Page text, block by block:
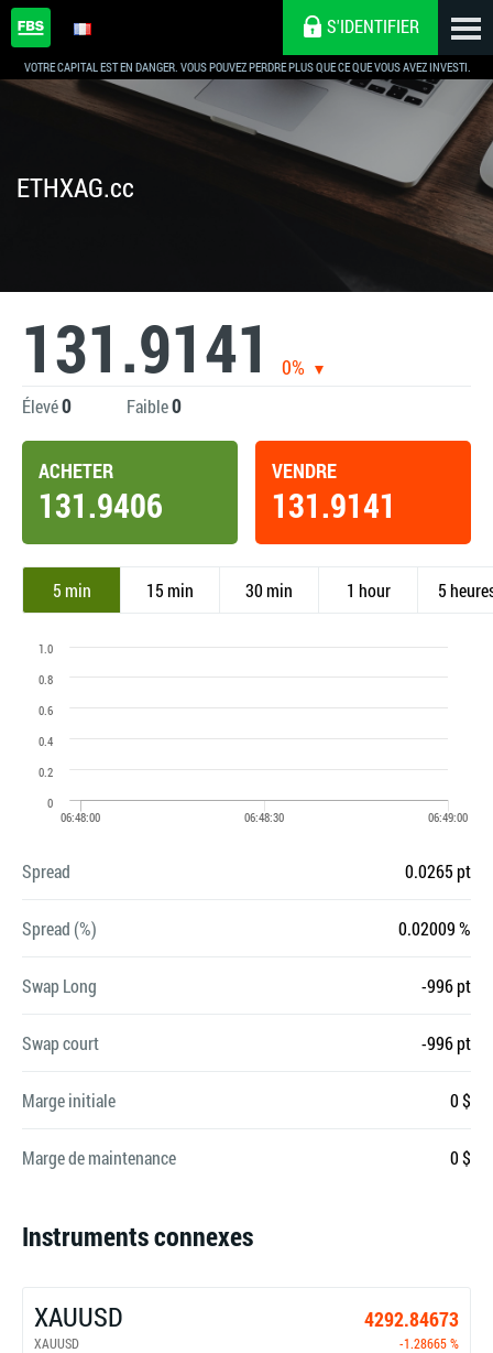
VOTRE CAPITAL EST EN DANGER. VOUS POUVEZ PERDRE PLUS QUE CE QUE VOUS AVEZ INVESTI.
S'IDENTIFIER
ETHXAG.cc
131.9141 0%
Élevé0 Faible0
ACHETER
131.9406
VENDRE
131.9141
5 min 15 min 30 min 1 hour 5
Spread 0.0265 pt
Spread (%) 0.02009 %
Swap Long -996 pt
Swap court -996 pt
Marge initiale 0 $
Marge de maintenance 0 $
Instruments connexes
XAUUSD 4292.84673
XAUUSD -1.28665 %